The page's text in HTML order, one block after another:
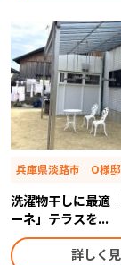
兵庫県淡路市 O様邸
洗濯物干しに最適
ーネ」テラスを...
詳しく